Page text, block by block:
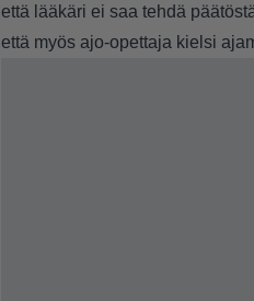
että lääkäri ei saa tehdä
että myös ajo-opettaja kielsi